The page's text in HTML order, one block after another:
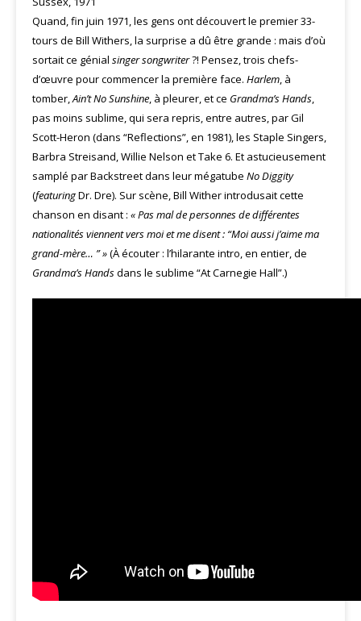
Quand, fin juin 1971, les gens ont découvert le premier 33-
tours de Bill Withers, la surprise a dû être grande : mais d’où
sortait ce génial singer songwriter?! Pensez, trois chefs-
d’œuvre pour commencer la première face. Harlem, à
tomber,Ain’t No Sunshine, à pleurer, et ce Grandma’s Hands,
pas moins sublime, qui sera repris, entre autres, par Gil
Scott-Heron (dans “Reflections”, en 1981), les Staple Singers,
Barbra Streisand, Willie Nelson et Take 6. Et astucieusement
samplé par Backstreet dans leur mégatube No Diggity
(featuringDr. Dre). Sur scène, Bill Wither introdusait cette
chanson en disant : « Pas mal de personnes de différentes
nationalités viennent vers moi et me disent : “Moi aussi j’aime ma
grand-mère… ” »(À écouter : l’hilarante intro, en entier, de
Grandma’s Handsdans le sublime “At Carnegie Hall”.)